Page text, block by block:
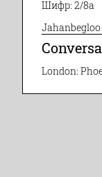
Шифр: 2/8а
London: